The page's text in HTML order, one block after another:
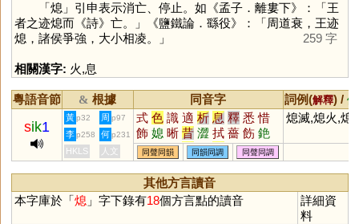
「熄」引申表示消亡、停止。如《孟子．離婁下》：「王
者之迹熄而《詩》亡。」《鹽鐵論．繇役》：「周道衰，王迹
熄，諸侯爭強，大小相凌。」
259 字
相關漢字: 火,息
粵語音節 & 根據 同音字 詞例(解釋) /
sik1
黃 p32 周 p97 式 色 識 適 析 息 釋 悉 惜
飾 媳 晰 昔 澀 拭 薔 飭 銫
淅 蜥 軾 嗇 栻 奭 蟋 衋 皙
螫 窸 潟 襫 菥 骰 醳 腊 舄
穡 赩 鄎 緆 螅 蒠 瘜 濇 蕮
轖 摵 适 獡 棤 烒 焟 晹 蜤
鉽 蝷 鎴
熄滅,熄火,熄
李 p258 何 p231
HKLS 人文 同聲同韻 同韻同調 同聲同調
其他方言讀音
本字庫於「熄 」字下錄有18個方言點的讀音
詳細資
料